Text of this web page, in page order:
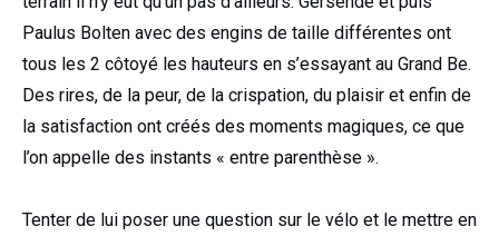
Paulus Bolten avec des engins de taille différentes ont
tous les 2 côtoyé les hauteurs en s’essayant au Grand Be.
Des rires, de la peur, de la crispation, du plaisir et enfin de
la satisfaction ont créés des moments magiques, ce que
l’on appelle des instants « entre parenthèse ».
Tenter de lui poser une question sur le vélo et le mettre en